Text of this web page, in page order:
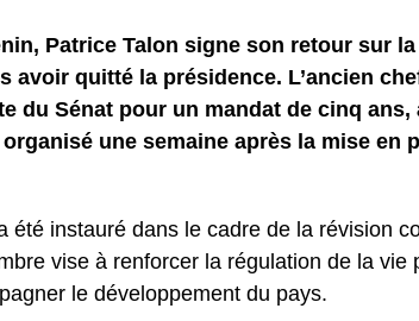
Patrice Talon signe son retour sur
avoir quitté la présidence. L’ancien
du Sénat pour un mandat de cinq ans,
une semaine après la mise en
été instauré dans le cadre de la révision
vise à renforcer la régulation de la vie
le développement du pays.